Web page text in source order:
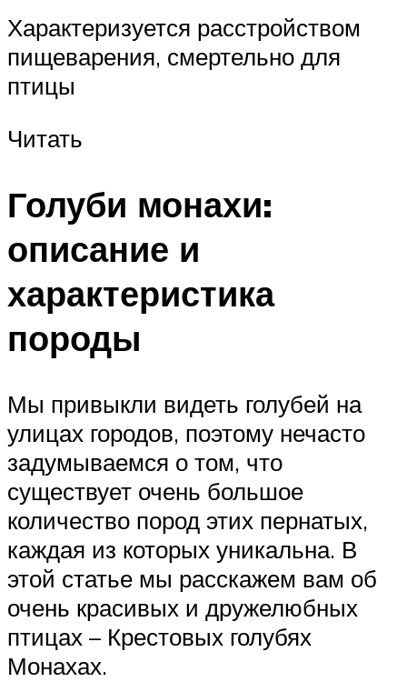
Характеризуется расстройством
пищеварения, смертельно для
птицы
Читать
Голуби монахи:
описание и
характеристика
породы
Мы привыкли видеть голубей на
улицах городов, поэтому нечасто
задумываемся о том, что
существует очень большое
количество пород этих пернатых,
каждая из которых уникальна. В
этой статье мы расскажем вам об
очень красивых и дружелюбных
птицах – Крестовых голубях
Монахах.